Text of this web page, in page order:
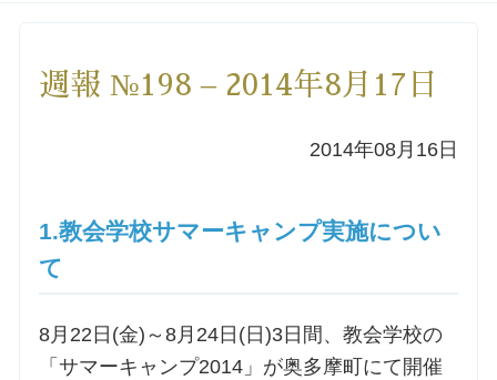
洗礼を希望される方
小池神父の講座
シスター中島の講座
週報 №198 – 2014年8月17日
2014年08月16日
1.教会学校サマーキャンプ実施につい
て
8月22日(金)～8月24日(日)3日間、教会学校の
「サマーキャンプ2014」が奥多摩町にて開催